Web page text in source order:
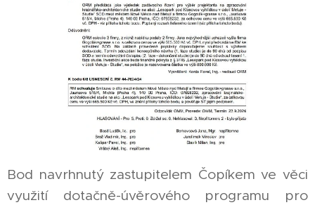
Bod navrhnutý zastupitelem Čopíkem ve věci
využití dotačně-úvěrového programu pro